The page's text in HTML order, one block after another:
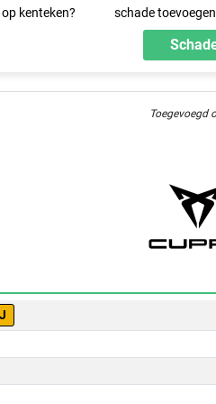
kenteken? schade toevoegen
Toegevoegd